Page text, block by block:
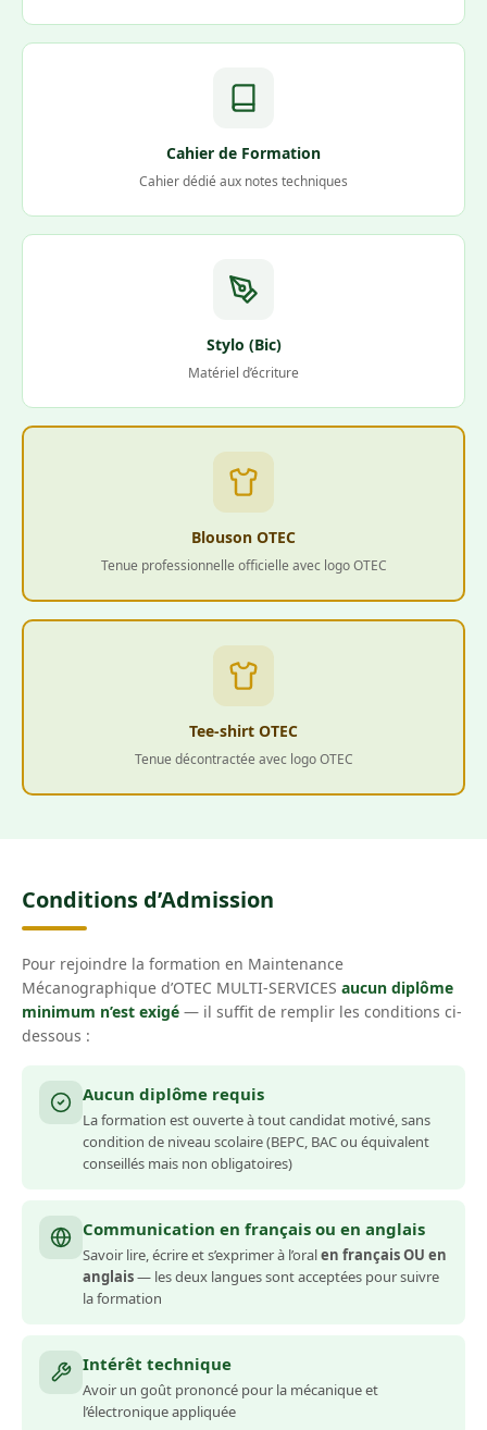
Cahier de Formation
Cahier dédié aux notes techniques
Stylo (Bic)
Matériel d’écriture
Blouson OTEC
Tenue professionnelle officielle avec logo OTEC
Tee-shirt OTEC
Tenue décontractée avec logo OTEC
Conditions d’Admission
Pour rejoindre la formation en Maintenance
Mécanographique d’OTEC MULTI-SERVICES aucun diplôme
minimum n’est exigé — il suffit de remplir les conditions ci-
dessous :
Aucun diplôme requis
La formation est ouverte à tout candidat motivé, sans
condition de niveau scolaire (BEPC, BAC ou équivalent
conseillés mais non obligatoires)
Communication en français ou en anglais
Savoir lire, écrire et s’exprimer à l’oralen français OU en
anglais— les deux langues sont acceptées pour suivre
la formation
Intérêt technique
Avoir un goût prononcé pour la mécanique et
l’électronique appliquée